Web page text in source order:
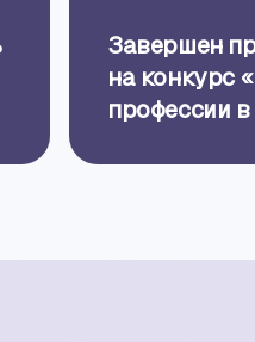
Завершен
на конкурс
профессии в